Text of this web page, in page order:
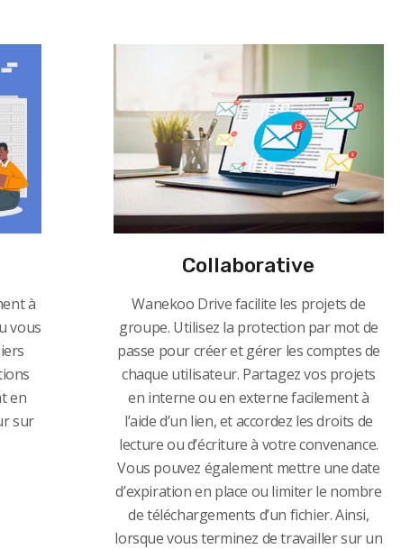
à
vous
en
sur
Collaborative
Wanekoo Drive facilite les projets de
groupe. Utilisez la protection par mot de
passe pour créer et gérer les comptes de
chaque utilisateur. Partagez vos projets
en interne ou en externe facilement à
l’aide d’un lien, et accordez les droits de
lecture ou d’écriture à votre convenance.
Vous pouvez également mettre une date
d’expiration en place ou limiter le nombre
de téléchargements d’un fichier. Ainsi,
lorsque vous terminez de travailler sur un